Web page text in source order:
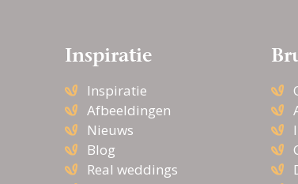
Inspiratie
Inspiratie
Afbeeldingen
Nieuws
Blog
Real weddings